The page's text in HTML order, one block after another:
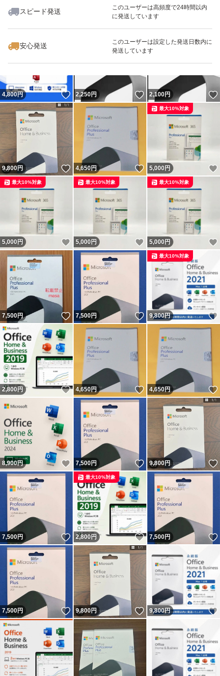
スピード発送
このユーザーは高頻度で24時間以内
に発送しています
安心発送
このユーザーは設定した発送日数内に
発送しています
いいね！
2,200
4,800円 いいね！
2,250円 いいね！
2,100円
9,800円 いいね！
4,650円 いいね！
5,000円
最大10%対象
5,000円 いいね！
最大10%対象
5,000円 いいね！
最大10%対象
5,000円
最大10%対象
7,500円 いいね！
7,500円 いいね！
9,800円
最大10%対象
2,800円 いいね！
4,650円 いいね！
4,650円
8,900円 いいね！
7,500円 いいね！
9,800円
7,500円 いいね！
2,800円 いいね！
最大10%対象
7,500円
7,500円 いいね！
9,800円 いいね！
9,800円